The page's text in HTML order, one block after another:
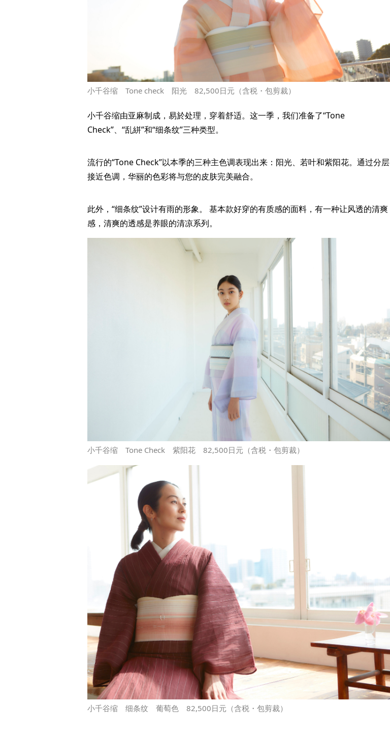
小千谷缩 Tone check 阳光 82,500日元（含税・包剪裁）
小千谷缩由亚麻制成，易於处理，穿着舒适。这一季，我们准备了“Tone
Check”、“乱絣”和“细条纹”三种类型。
流行的“Tone Check”以本季的三种主色调表现出来：阳光、若叶和紫阳花。通过分层
接近色调，华丽的色彩将与您的皮肤完美融合。
此外，“细条纹”设计有雨的形象。 基本款好穿的有质感的面料，有一种让风透的清爽
感，清爽的透感是养眼的清凉系列。
小千谷缩 Tone Check 紫阳花 82,500日元（含税・包剪裁）
小千谷缩 细条纹 葡萄色 82,500日元（含税・包剪裁）